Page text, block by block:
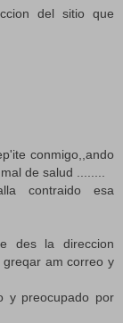
del sitio que
conmigo,,ando
de salud ........
contraido esa
des la direccion
am correo y
y preocupado por